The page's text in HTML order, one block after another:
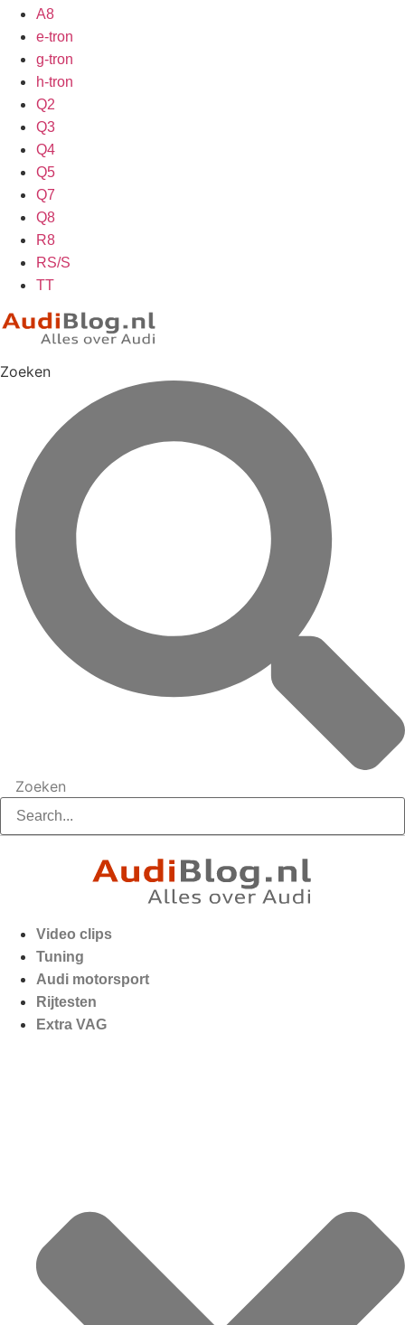
A8
e-tron
g-tron
h-tron
Q2
Q3
Q4
Q5
Q7
Q8
R8
RS/S
TT
Zoeken
Zoeken
Video clips
Tuning
Audi motorsport
Rijtesten
Extra VAG